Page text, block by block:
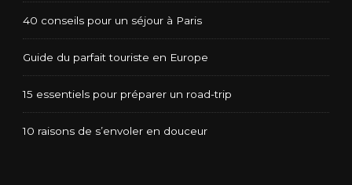
40 conseils pour un séjour à Paris
Guide du parfait touriste en Europe
15 essentiels pour préparer un road-trip
10 raisons de s’envoler en douceur